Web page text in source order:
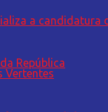
Vertentes